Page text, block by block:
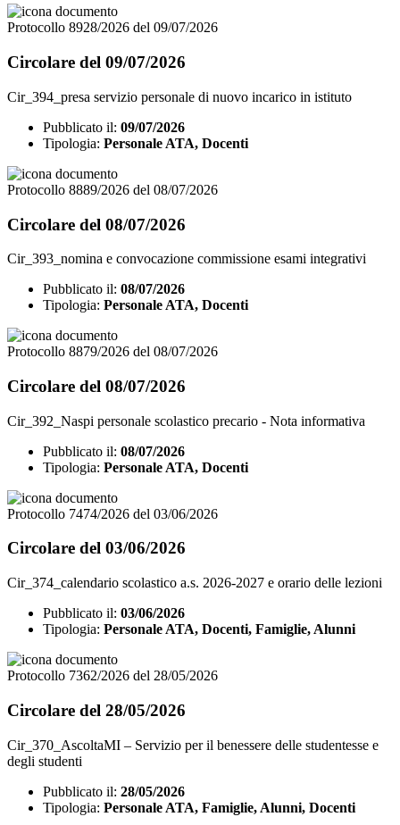
Protocollo 8928/2026 del 09/07/2026
Circolare del 09/07/2026
Cir_394_presa servizio personale di nuovo incarico in istituto
Pubblicato il: 09/07/2026
Tipologia: Personale ATA, Docenti
Protocollo 8889/2026 del 08/07/2026
Circolare del 08/07/2026
Cir_393_nomina e convocazione commissione esami integrativi
Pubblicato il: 08/07/2026
Tipologia: Personale ATA, Docenti
Protocollo 8879/2026 del 08/07/2026
Circolare del 08/07/2026
Cir_392_Naspi personale scolastico precario - Nota informativa
Pubblicato il: 08/07/2026
Tipologia: Personale ATA, Docenti
Protocollo 7474/2026 del 03/06/2026
Circolare del 03/06/2026
Cir_374_calendario scolastico a.s. 2026-2027 e orario delle lezioni
Pubblicato il: 03/06/2026
Tipologia: Personale ATA, Docenti, Famiglie, Alunni
Protocollo 7362/2026 del 28/05/2026
Circolare del 28/05/2026
Cir_370_AscoltaMI – Servizio per il benessere delle studentesse e
degli studenti
Pubblicato il: 28/05/2026
Tipologia: Personale ATA, Famiglie, Alunni, Docenti